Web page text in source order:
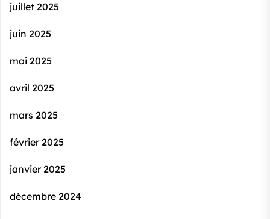
juillet 2025
juin 2025
mai 2025
avril 2025
mars 2025
février 2025
janvier 2025
décembre 2024